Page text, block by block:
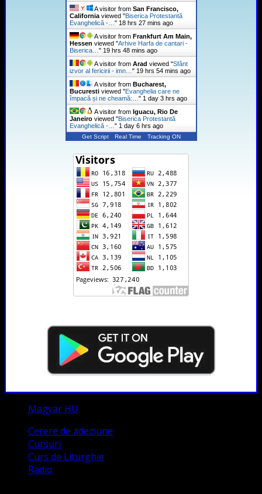
A visitor from San Francisco,
Californiaviewed "Biserica Protestantă
Evanghelică -… " 18 hrs 27 mins ago
A visitor from Frankfurt Am Main,
Hessen viewed "Arhive Harfa de cantari -
Biserica… " 19 hrs 48 mins ago
A visitor from Arad viewed "Sfânt
izvor al fericirii - imn… " 19 hrs 54 mins ago
A visitor from Bucharest,
Bucurestiviewed "Evanghelia care ne
împacă și ne cheamă:… " 1 day 3 hrs ago
A visitor from Iguacu, Rio De
Janeiroviewed "Biserica Protestantă
Evanghelică -… " 1 day 6 hrs ago
Get Script Real Time Tracking ON
Magyar HU
Cerere de adeziune
Cursuri
Curs de Liturghie
Radio